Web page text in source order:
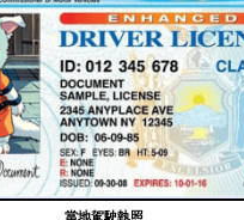
當地駕駛執照